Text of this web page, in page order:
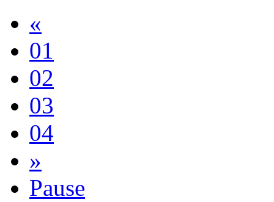
«
01
02
03
04
»
Pause